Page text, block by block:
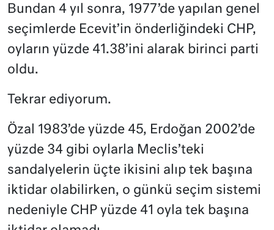
Bundan 4 yıl sonra, 1977’de yapılan genel
seçimlerde Ecevit’in önderliğindeki CHP,
oyların yüzde 41.38’ini alarak birinci parti
oldu.
Tekrar ediyorum.
Özal 1983’de yüzde 45, Erdoğan 2002’de
yüzde 34 gibi oylarla Meclis’teki
sandalyelerin üçte ikisini alıp tek başına
iktidar olabilirken, o günkü seçim sistemi
nedeniyle CHP yüzde 41 oyla tek başına